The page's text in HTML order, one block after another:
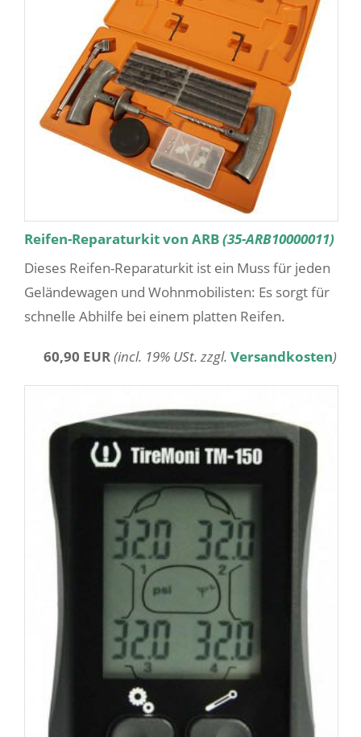
Reifen-Reparaturkit von ARB(35-ARB10000011)
Dieses Reifen-Reparaturkit ist ein Muss für jeden
Geländewagen und Wohnmobilisten: Es sorgt für
schnelle Abhilfe bei einem platten Reifen.
60,90 EUR(incl. 19% USt. zzgl. Versandkosten)